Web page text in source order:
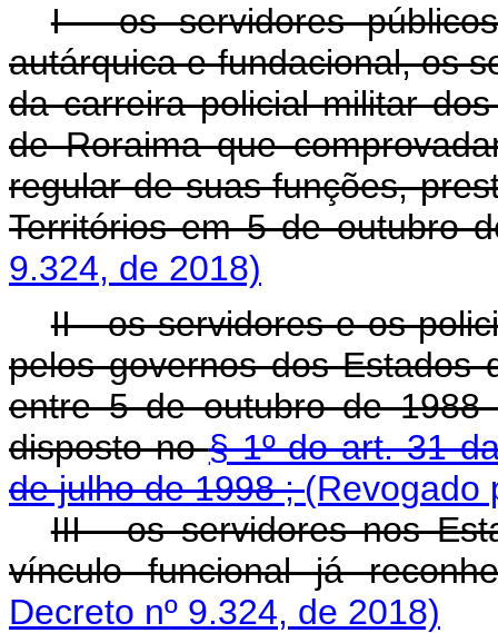
I - os servidores
autárquica e fundacional, os
da carreira policial militar
de Roraima que
regular de suas funções,
Territórios em 5 de outubro
9.324, de 2018)
II - os servidores e os
pelos governos dos Estados
entre 5 de outubro de
disposto no§ 1º do art. 31
de julho de 1998 ;(Revogado
III - os servidores nos
vínculo funcional já
Decreto nº 9.324, de 2018)